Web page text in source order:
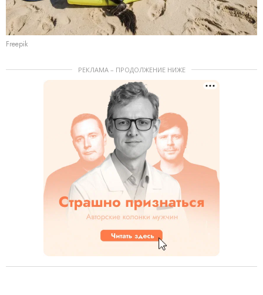
Freepik
РЕКЛАМА – ПРОДОЛЖЕНИЕ НИЖЕ